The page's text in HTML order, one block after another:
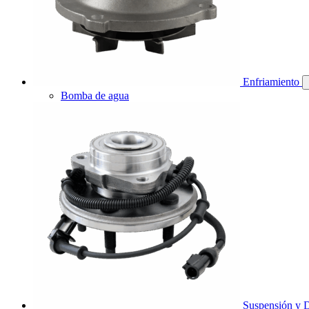
Enfriamiento
Bomba de agua
Suspensión y